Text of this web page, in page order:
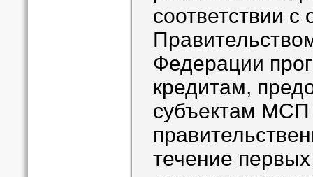
соответствии с
Федерации
кредитам,
субъектам МСП
течение